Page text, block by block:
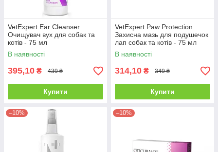
VetExpert Ear Cleanser
Очищувач вух для собак та
котів - 75 мл
В наявності
395,10 ₴ 439 ₴
Купити
VetExpert Paw Protection
Захисна мазь для подушечок
лап собак та котів - 75 мл
В наявності
314,10 ₴ 349 ₴
Купити
–10% –10%